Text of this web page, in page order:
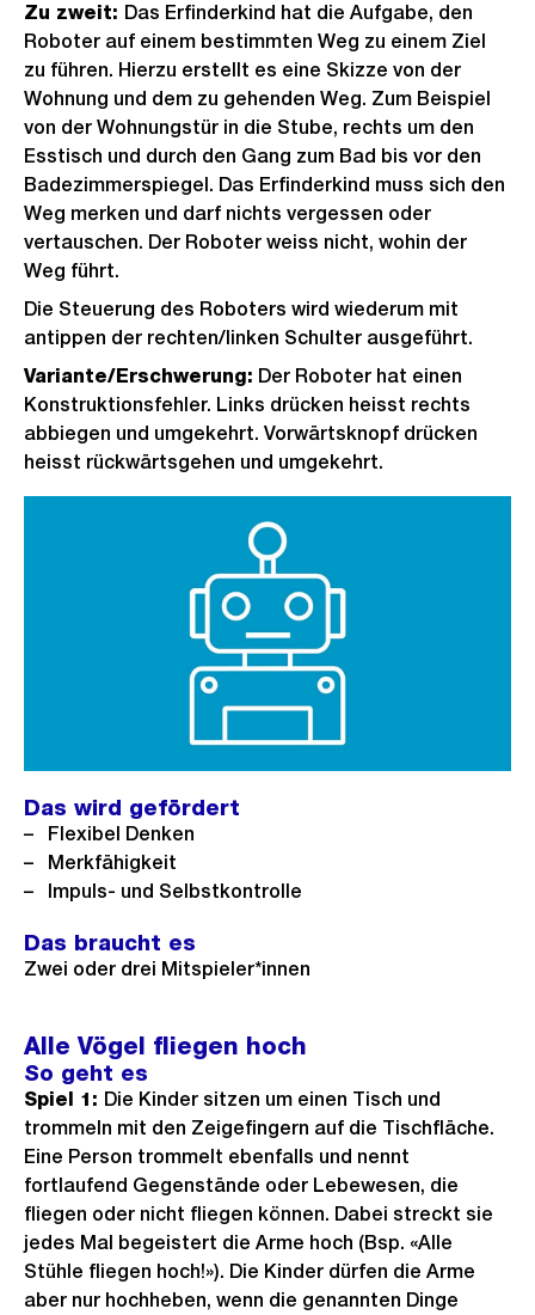
Zu zweit: Das Erfinderkind hat die Aufgabe, den
Roboter auf einem bestimmten Weg zu einem Ziel
zu führen. Hierzu erstellt es eine Skizze von der
Wohnung und dem zu gehenden Weg. Zum Beispiel
von der Wohnungstür in die Stube, rechts um den
Esstisch und durch den Gang zum Bad bis vor den
Badezimmerspiegel. Das Erfinderkind muss sich den
Weg merken und darf nichts vergessen oder
vertauschen. Der Roboter weiss nicht, wohin der
Weg führt.
Die Steuerung des Roboters wird wiederum mit
antippen der rechten/linken Schulter ausgeführt.
Variante/Erschwerung: Der Roboter hat einen
Konstruktionsfehler. Links drücken heisst rechts
abbiegen und umgekehrt. Vorwärtsknopf drücken
heisst rückwärtsgehen und umgekehrt.
Das wird gefördert
Flexibel Denken
Merkfähigkeit
Impuls- und Selbstkontrolle
Das braucht es
Zwei oder drei Mitspieler*innen
Alle Vögel fliegen hoch
So geht es
Spiel 1: Die Kinder sitzen um einen Tisch und
trommeln mit den Zeigefingern auf die Tischfläche.
Eine Person trommelt ebenfalls und nennt
fortlaufend Gegenstände oder Lebewesen, die
fliegen oder nicht fliegen können. Dabei streckt sie
jedes Mal begeistert die Arme hoch (Bsp. «Alle
Stühle fliegen hoch!»). Die Kinder dürfen die Arme
aber nur hochheben, wenn die genannten Dinge